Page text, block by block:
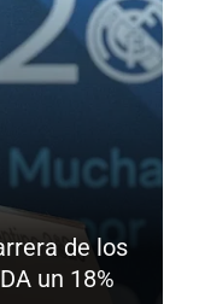
de los
un 18%